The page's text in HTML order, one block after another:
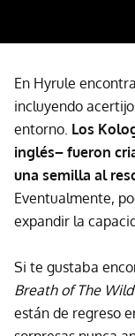
En Hyrule
incluyendo
entorno. Los
inglés– fueron
una semilla al
Eventualmente,
expandir la
Si te gustaba
Breath of The Wild
están de regreso